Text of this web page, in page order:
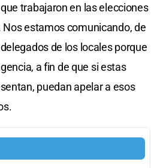
trabajaron en las elecciones
estamos comunicando, de
de los locales porque
a fin de que si estas
puedan apelar a esos